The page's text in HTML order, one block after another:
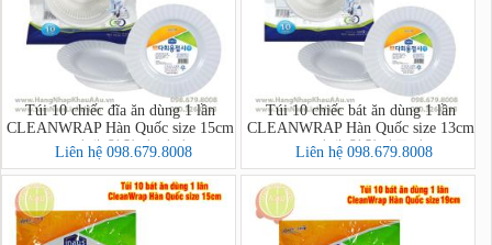
Túi 10 chiếc đĩa ăn dùng 1 lần
CLEANWRAP Hàn Quốc size 15cm
(크린랩 친환경 접시)
Liên hệ 098.679.8008
Túi 10 chiếc bát ăn dùng 1 lần
CLEANWRAP Hàn Quốc size 13cm
(크린랩 친환경공기)
Liên hệ 098.679.8008